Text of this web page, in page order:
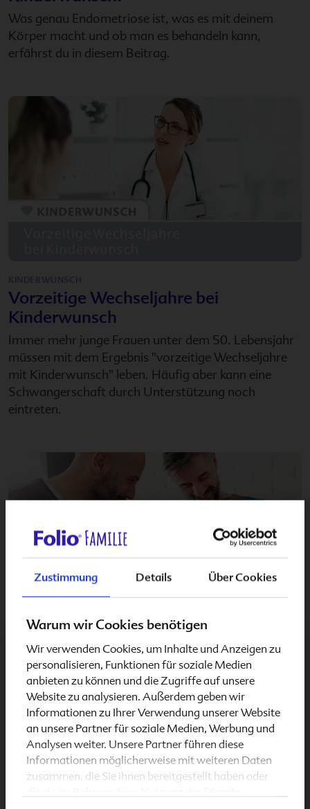
Zustimmung Details Über Cookies
Warum wir Cookies benötigen
Wir verwenden Cookies, um Inhalte und Anzeigen zu
personalisieren, Funktionen für soziale Medien
anbieten zu können und die Zugriffe auf unsere
Website zu analysieren. Außerdem geben wir
Informationen zu Ihrer Verwendung unserer Website
an unsere Partner für soziale Medien, Werbung und
Analysen weiter. Unsere Partner führen diese
Informationen möglicherweise mit weiteren Daten
zusammen, die Sie ihnen bereitgestellt haben oder
Was genau Endometriose ist, was es mit deinem
Körper macht und ob man es behandeln kann,
erfährst du in diesem Beitrag.
KINDERWUNSCH
Vorzeitige Wechseljahre bei
Kinderwunsch
Immer mehr junge Frauen unter dem 50. Lebensjahr
müssen mit dem Ergebnis "vorzeitige Wechseljahre
mit Kinderwunsch" leben. Häufig aber kann eine
Schwangerschaft durch Unterstützung noch
eintreten.
Kinderwunsch: Singles, lesbische &
homosexuelle Paare
Wie sieht das eigentlich aus, wenn Singles, lesbische
& homosexuelle Paare einen Kinderwunsch haben?
Schwangerschaft & Stillzeit